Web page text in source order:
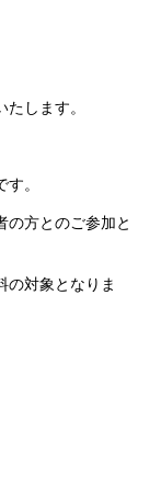
します。
。
の方とのご参加と
の対象となりま